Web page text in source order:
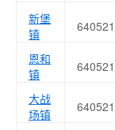
新堡
镇
恩和
镇
大战
场镇